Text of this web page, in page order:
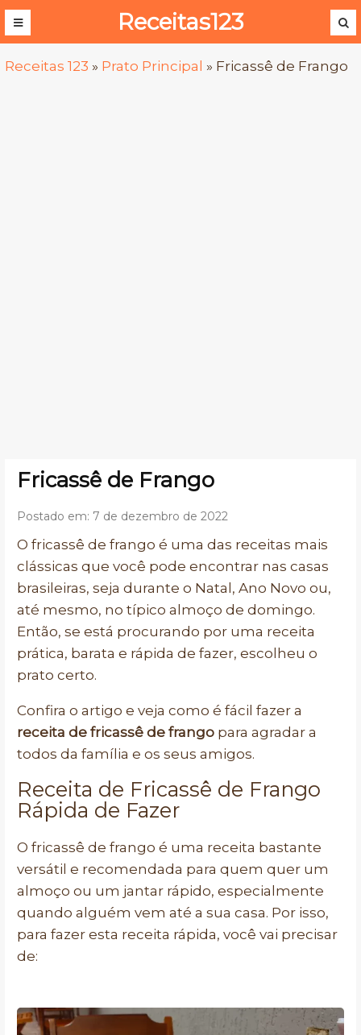
Receitas123
Receitas 123 » Prato Principal » Fricassê de Frango
Fricassê de Frango
Postado em: 7 de dezembro de 2022
O fricassê de frango é uma das receitas mais
clássicas que você pode encontrar nas casas
brasileiras, seja durante o Natal, Ano Novo ou,
até mesmo, no típico almoço de domingo.
Então, se está procurando por uma receita
prática, barata e rápida de fazer, escolheu o
prato certo.
Confira o artigo e veja como é fácil fazer a
receita de fricassê de frango para agradar a
todos da família e os seus amigos.
Receita de Fricassê de Frango
Rápida de Fazer
O fricassê de frango é uma receita bastante
versátil e recomendada para quem quer um
almoço ou um jantar rápido, especialmente
quando alguém vem até a sua casa. Por isso,
para fazer esta receita rápida, você vai precisar
de: